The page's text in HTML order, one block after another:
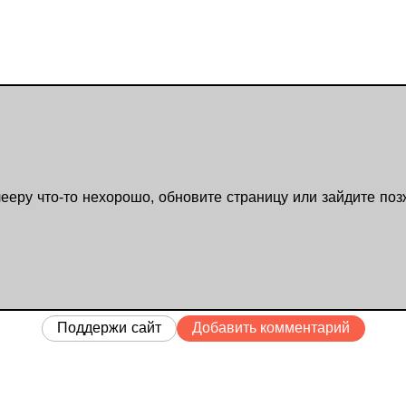
что-то нехорошо, обновите страницу или зайдите
Поддержи сайт Добавить комментарий